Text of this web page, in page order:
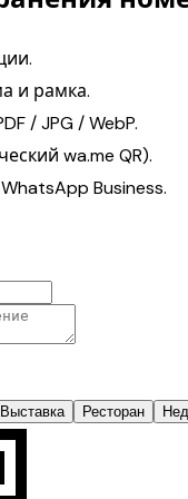
и рамка.
/ JPG / WebP.
wa.me QR).
Business.
Выставка Ресторан